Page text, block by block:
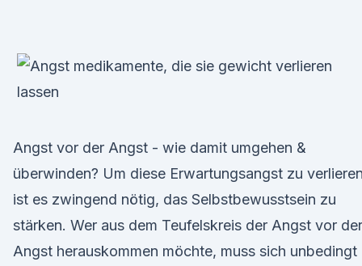
Angst vor der Angst - wie damit umgehen &
überwinden? Um diese Erwartungsangst zu
ist es zwingend nötig, das Selbstbewusstsein zu
stärken. Wer aus dem Teufelskreis der Angst vor der
Angst herauskommen möchte, muss sich unbedingt